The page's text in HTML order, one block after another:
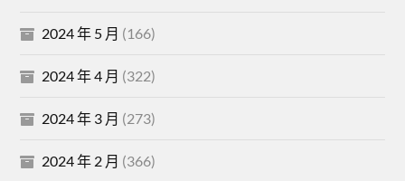
2024 年 5 月 (166)
2024 年 4 月 (322)
2024 年 3 月 (273)
2024 年 2 月 (366)